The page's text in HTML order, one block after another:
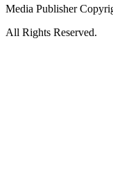
Media Publisher
All Rights Reserved.